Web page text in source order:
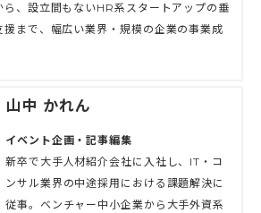
ら、設立間もないHR系スタートアップの垂
援まで、幅広い業界・規模の企業の事業成
山中 かれん
イベント企画・記事編集
新卒で大手人材紹介会社に入社し、IT・コ
ンサル業界の中途採用における課題解決に
従事。ベンチャー中小企業から大手外資系